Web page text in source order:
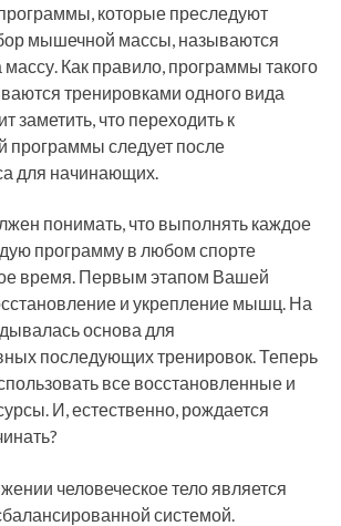
которые преследуют
мышечной массы, называются
Как правило, программы такого
тренировками одного вида
заметить, что переходить к
программы следует после
для начинающих.
понимать, что выполнять каждое
программу в любом спорте
время. Первым этапом Вашей
и укрепление мышц. На
основа для
последующих тренировок. Теперь
все восстановленные и
И, естественно, рождается
человеческое тело является
системой.